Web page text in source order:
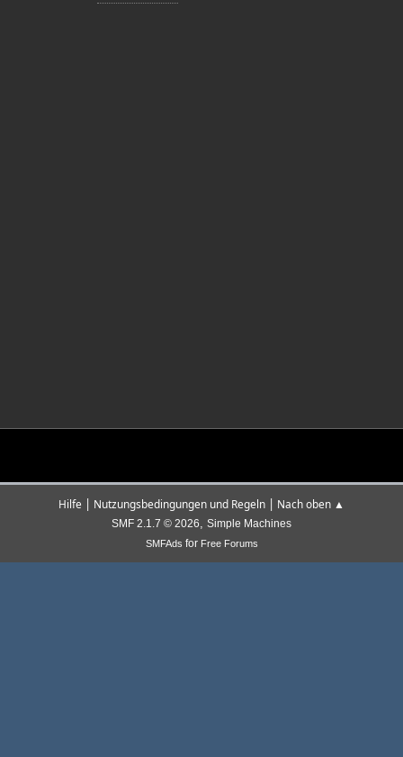
Hilfe | Nutzungsbedingungen und Regeln | Nach oben ▲
SMF 2.1.7 © 2026, Simple Machines
SMFAds for Free Forums